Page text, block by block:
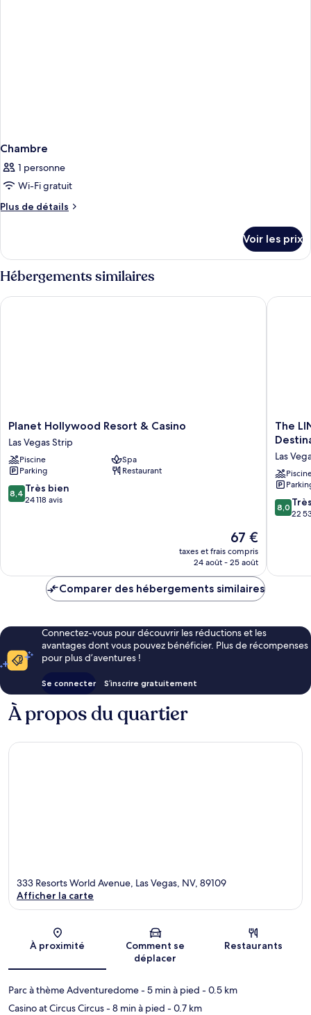
Chambre
1 personne
Wi-Fi gratuit
Plus de détails
Plus
le
type
de
Chambre
Voir les prix
Hébergements similaires
Planet
Hollywood
Resort
&
Casino
Las
Vegas
Planet Hollywood Resort & Casino
Las Vegas Strip
Piscine
Spa
Parking
Restaurant
8.4
sur
8,4 Très bien
24 118 avis
Le
nouveau
prix
de
67 €
taxes et frais compris
24 août - 25 août
Planet Hollywood Resort & Casino
The
LINQ
&
Casino
–
A
Caesars
Strip
The
Las
8.0
sur
8,0
22
The
Comparer des hébergements similaires
Connectez-vous pour découvrir les réductions et les
avantages dont vous pouvez bénéficier. Plus de récompenses
pour plus d’aventures !
Se connecter S’inscrire gratuitement
À propos du quartier
Carte
333 Resorts World Avenue, Las Vegas, NV, 89109
Afficher la carte
À proximité
Comment se
déplacer
Restaurants
Parc à thème Adventuredome- 5 min à pied - 0.5 km
Casino at Circus Circus- 8 min à pied - 0.7 km